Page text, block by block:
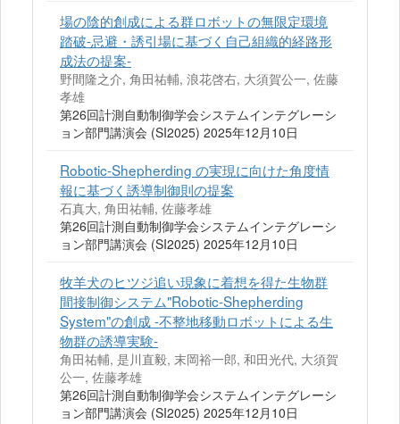
場の陰的創成による群ロボットの無限定環境
踏破-忌避・誘引場に基づく自己組織的経路形
成法の提案-
野間隆之介, 角田祐輔, 浪花啓右, 大須賀公一, 佐藤
孝雄
第26回計測自動制御学会システムインテグレーシ
ョン部門講演会 (SI2025) 2025年12月10日
Robotic-Shepherding の実現に向けた角度情
報に基づく誘導制御則の提案
石真大, 角田祐輔, 佐藤孝雄
第26回計測自動制御学会システムインテグレーシ
ョン部門講演会 (SI2025) 2025年12月10日
牧羊犬のヒツジ追い現象に着想を得た生物群
間接制御システム"Robotic-Shepherding
System"の創成 -不整地移動ロボットによる生
物群の誘導実験-
角田祐輔, 是川直毅, 末岡裕一郎, 和田光代, 大須賀
公一, 佐藤孝雄
第26回計測自動制御学会システムインテグレーシ
ョン部門講演会 (SI2025) 2025年12月10日